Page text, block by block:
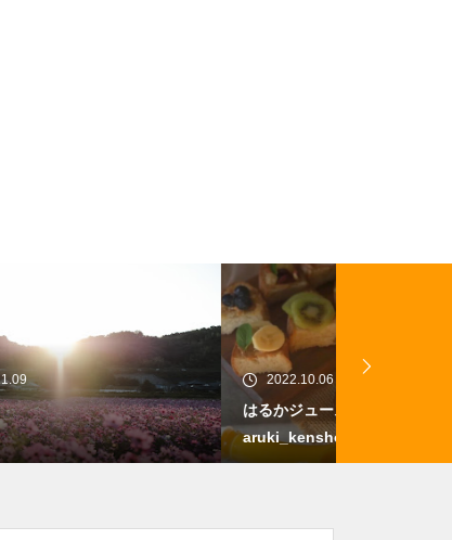
2022.10.06
はるかジュース感想 @ringonotabe
aruki_kensho さん